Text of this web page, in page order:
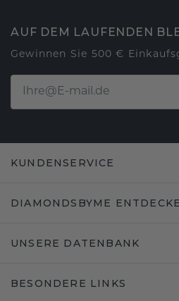
AUF DEM LAUFENDEN
Gewinnen Sie 500 €
KUNDENSERVICE
DIAMONDSBYME
UNSERE DATENBANK
BESONDERE LINKS